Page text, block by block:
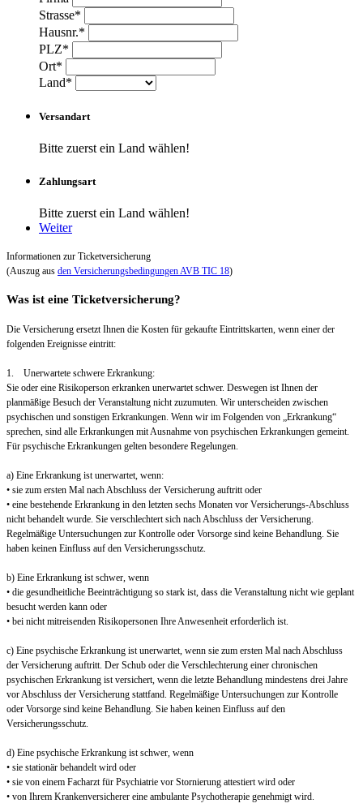
Strasse*
Hausnr.*
PLZ*
Ort*
Land*
Versandart
Bitte zuerst ein Land wählen!
Zahlungsart
Bitte zuerst ein Land wählen!
Weiter
Informationen zur Ticketversicherung
(Auszug aus den Versicherungsbedingungen AVB TIC 18)
Was ist eine Ticketversicherung?
Die Versicherung ersetzt Ihnen die Kosten für gekaufte Eintrittskarten, wenn einer der
folgenden Ereignisse eintritt:
1. Unerwartete schwere Erkrankung:
Sie oder eine Risikoperson erkranken unerwartet schwer. Deswegen ist Ihnen der
planmäßige Besuch der Veranstaltung nicht zuzumuten. Wir unterscheiden zwischen
psychischen und sonstigen Erkrankungen. Wenn wir im Folgenden von „Erkrankung“
sprechen, sind alle Erkrankungen mit Ausnahme von psychischen Erkrankungen gemeint.
Für psychische Erkrankungen gelten besondere Regelungen.
a) Eine Erkrankung ist unerwartet, wenn:
• sie zum ersten Mal nach Abschluss der Versicherung auftritt oder
• eine bestehende Erkrankung in den letzten sechs Monaten vor Versicherungs-Abschluss
nicht behandelt wurde. Sie verschlechtert sich nach Abschluss der Versicherung.
Regelmäßige Untersuchungen zur Kontrolle oder Vorsorge sind keine Behandlung. Sie
haben keinen Einfluss auf den Versicherungsschutz.
b) Eine Erkrankung ist schwer, wenn
• die gesundheitliche Beeinträchtigung so stark ist, dass die Veranstaltung nicht wie geplant
besucht werden kann oder
• bei nicht mitreisenden Risikopersonen Ihre Anwesenheit erforderlich ist.
c) Eine psychische Erkrankung ist unerwartet, wenn sie zum ersten Mal nach Abschluss
der Versicherung auftritt. Der Schub oder die Verschlechterung einer chronischen
psychischen Erkrankung ist versichert, wenn die letzte Behandlung mindestens drei Jahre
vor Abschluss der Versicherung stattfand. Regelmäßige Untersuchungen zur Kontrolle
oder Vorsorge sind keine Behandlung. Sie haben keinen Einfluss auf den
Versicherungsschutz.
d) Eine psychische Erkrankung ist schwer, wenn
• sie stationär behandelt wird oder
• sie von einem Facharzt für Psychiatrie vor Stornierung attestiert wird oder
• von Ihrem Krankenversicherer eine ambulante Psychotherapie genehmigt wird.